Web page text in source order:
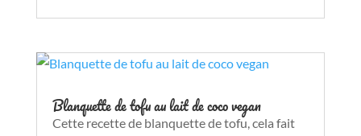
Blanquette de tofu au lait de coco vegan
Cette recette de blanquette de tofu, cela fait